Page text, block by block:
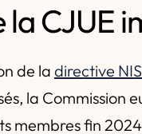
la CJUE
de la directive
la Commission
membres fin